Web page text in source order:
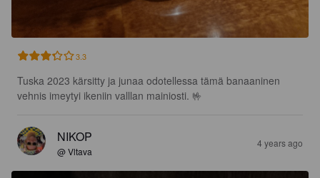
3.3
Tuska 2023 kärsitty ja junaa odotellessa tämä banaaninen
vehnis imeytyi ikeniin valllan mainiosti. 🤟
NIKOP
@ Vltava
4 years ago